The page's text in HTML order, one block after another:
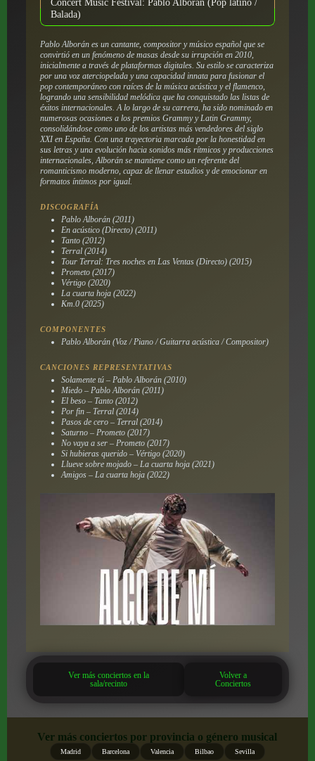
Balada)
Pablo Alborán es un cantante, compositor y músico español que se
convirtió en un fenómeno de masas desde su irrupción en 2010,
inicialmente a través de plataformas digitales. Su estilo se caracteriza
por una voz aterciopelada y una capacidad innata para fusionar el
pop contemporáneo con raíces de la música acústica y el flamenco,
logrando una sensibilidad melódica que ha conquistado las listas de
éxitos internacionales. A lo largo de su carrera, ha sido nominado en
numerosas ocasiones a los premios Grammy y Latin Grammy,
consolidándose como uno de los artistas más vendedores del siglo
XXI en España. Con una trayectoria marcada por la honestidad en
sus letras y una evolución hacia sonidos más rítmicos y producciones
internacionales, Alborán se mantiene como un referente del
romanticismo moderno, capaz de llenar estadios y de emocionar en
formatos íntimos por igual.
DISCOGRAFÍA
Pablo Alborán (2011)
En acústico (Directo) (2011)
Tanto (2012)
Terral (2014)
Tour Terral: Tres noches en Las Ventas (Directo) (2015)
Prometo (2017)
Vértigo (2020)
La cuarta hoja (2022)
Km.0 (2025)
COMPONENTES
Pablo Alborán (Voz / Piano / Guitarra acústica / Compositor)
CANCIONES REPRESENTATIVAS
Solamente tú – Pablo Alborán (2010)
Miedo – Pablo Alborán (2011)
El beso – Tanto (2012)
Por fin – Terral (2014)
Pasos de cero – Terral (2014)
Saturno – Prometo (2017)
No vaya a ser – Prometo (2017)
Si hubieras querido – Vértigo (2020)
Llueve sobre mojado – La cuarta hoja (2021)
Amigos – La cuarta hoja (2022)
Ver más conciertos en la
sala/recinto
Volver a
Conciertos
Ver más conciertos por provincia o género musical
Madrid Barcelona Valencia Bilbao Sevilla